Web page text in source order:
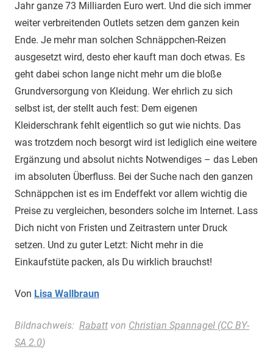
Jahr ganze 73 Milliarden Euro wert. Und die sich immer
weiter verbreitenden Outlets setzen dem ganzen kein
Ende. Je mehr man solchen Schnäppchen-Reizen
ausgesetzt wird, desto eher kauft man doch etwas. Es
geht dabei schon lange nicht mehr um die bloße
Grundversorgung von Kleidung. Wer ehrlich zu sich
selbst ist, der stellt auch fest: Dem eigenen
Kleiderschrank fehlt eigentlich so gut wie nichts. Das
was trotzdem noch besorgt wird ist lediglich eine weitere
Ergänzung und absolut nichts Notwendiges – das Leben
im absoluten Überfluss. Bei der Suche nach den ganzen
Schnäppchen ist es im Endeffekt vor allem wichtig die
Preise zu vergleichen, besonders solche im Internet. Lass
Dich nicht von Fristen und Zeitrastern unter Druck
setzen. Und zu guter Letzt: Nicht mehr in die
Einkaufstüte packen, als Du wirklich brauchst!
Von Lisa Wallbraun
Bildnachweis: Rabatt von Christian Spannagel (CC BY-
SA 2.0)